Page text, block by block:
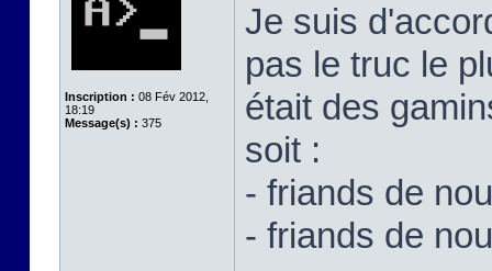
Inscription : 08 Fév 2012,
18:19
Message(s) : 375
Je suis
pas le truc le
était des
soit :
- friands de
- friands de